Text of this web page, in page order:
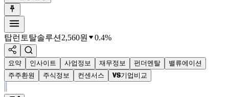
탑런토탈솔루션 2,560원 0.4%
요약 인사이트 사업정보 재무정보 펀더멘탈
밸류에이션
주주환원
주식정보 컨센서스 기업비교